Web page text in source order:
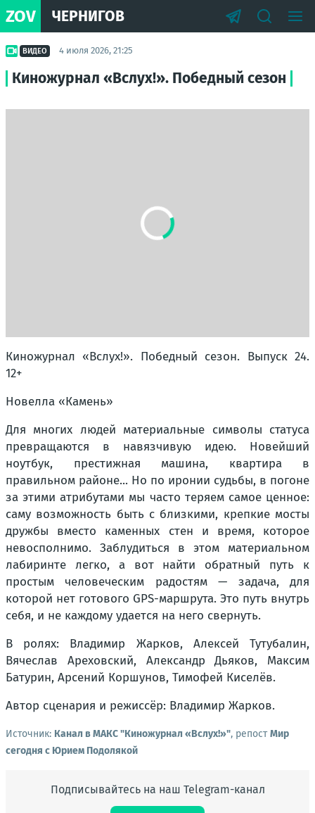
ZOV ЧЕРНИГОВ
ВИДЕО 4 июля 2026, 21:25
Киножурнал «Вслух!». Победный сезон
Киножурнал «Вслух!». Победный сезон. Выпуск 24.
12+
Новелла «Камень»
Для многих людей материальные символы статуса
превращаются в навязчивую идею. Новейший
ноутбук, престижная машина, квартира в
правильном районе... Но по иронии судьбы, в погоне
за этими атрибутами мы часто теряем самое ценное:
саму возможность быть с близкими, крепкие мосты
дружбы вместо каменных стен и время, которое
невосполнимо. Заблудиться в этом материальном
лабиринте легко, а вот найти обратный путь к
простым человеческим радостям — задача, для
которой нет готового GPS-маршрута. Это путь внутрь
себя, и не каждому удается на него свернуть.
В ролях: Владимир Жарков, Алексей Тутубалин,
Вячеслав Ареховский, Александр Дьяков, Максим
Батурин, Арсений Коршунов, Тимофей Киселёв.
Автор сценария и режиссёр: Владимир Жарков.
Источник: Канал в МАКС "Киножурнал «Вслух!»", репостМир
сегодня с Юрием Подолякой
Подписывайтесь на наш Telegram-канал